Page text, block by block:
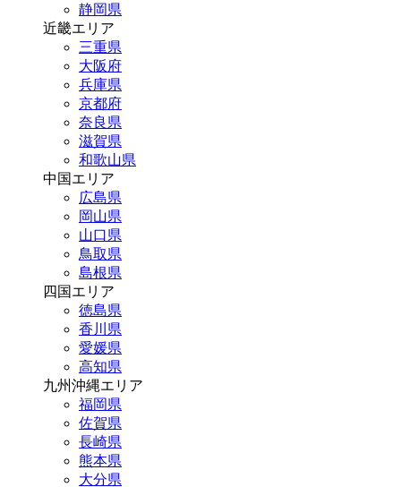
静岡県
近畿エリア
三重県
大阪府
兵庫県
京都府
奈良県
滋賀県
和歌山県
中国エリア
広島県
岡山県
山口県
鳥取県
島根県
四国エリア
徳島県
香川県
愛媛県
高知県
九州沖縄エリア
福岡県
佐賀県
長崎県
熊本県
大分県